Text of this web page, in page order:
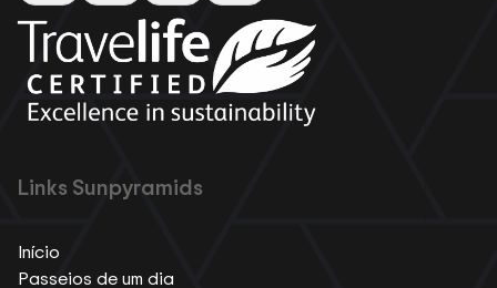
Links Sunpyramids
Início
Passeios de um dia